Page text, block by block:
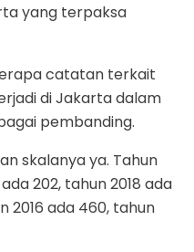
yang terpaksa
catatan terkait
di Jakarta dalam
pembanding.
skalanya ya. Tahun
202, tahun 2018 ada
2016 ada 460, tahun